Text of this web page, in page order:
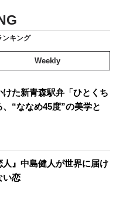
ンキング
Weekly
けた新青森駅弁「ひとくち
“ななめ45度”の美学と
人』中島健人が世界に届け
い恋